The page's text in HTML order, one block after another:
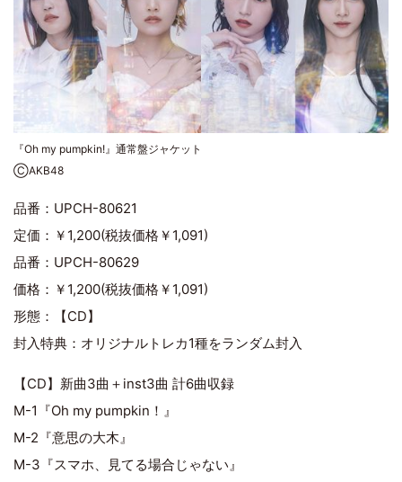
『Oh my pumpkin!』通常盤ジャケット
ⒸAKB48
品番：UPCH-80621
定価：￥1,200(税抜価格￥1,091)
品番：UPCH-80629
価格：￥1,200(税抜価格￥1,091)
形態：【CD】
封入特典：オリジナルトレカ1種をランダム封入
【CD】新曲3曲＋inst3曲 計6曲収録
M-1『Oh my pumpkin！』
M-2『意思の大木』
M-3『スマホ、見てる場合じゃない』